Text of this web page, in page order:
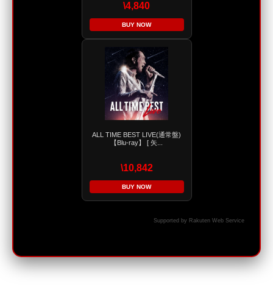
\4,840
BUY NOW
ALL TIME BEST LIVE(通常盤)
【Blu-ray】 [ 矢...
\10,842
BUY NOW
Supported by Rakuten Web Service